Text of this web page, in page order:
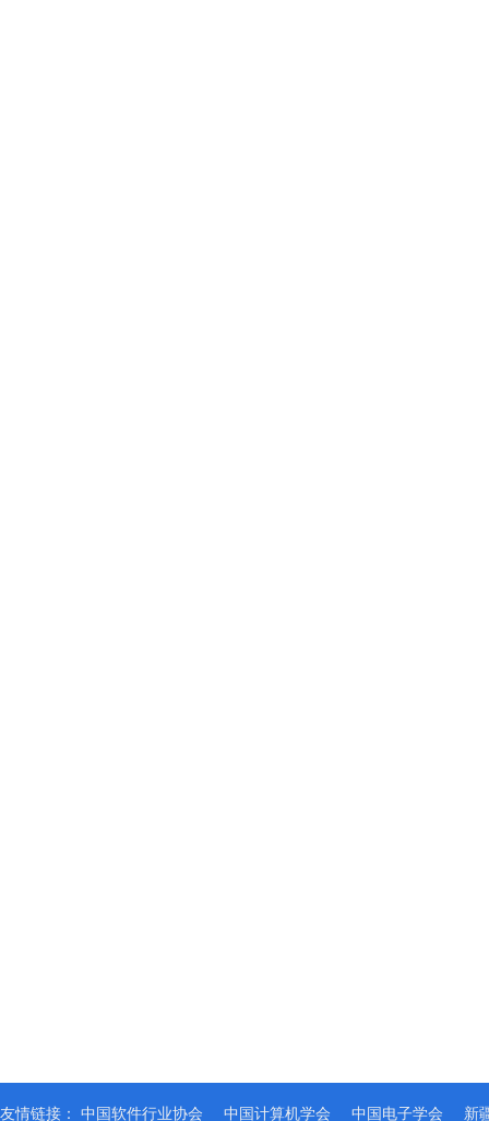
友情链接： 中国软件行业协会 中国计算机学会 中国电子学会 新